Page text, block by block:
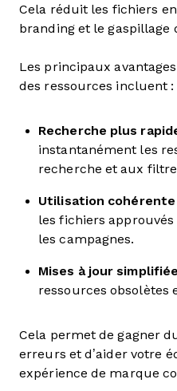
Cela réduit les fichiers
branding et le gaspillage
Les principaux
des ressources incluent :
Recherche plus
instantanément les
recherche et aux
Utilisation cohérente
les fichiers
les campagnes.
Mises à jour
ressources obsolètes
Cela permet de gagner
erreurs et d’aider votre
expérience de marque